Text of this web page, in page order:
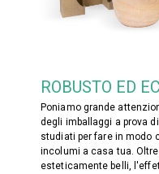
ROBUSTO ED
Poniamo grande
degli imballaggi a prova
studiati per fare in modo
incolumi a casa tua.
esteticamente belli,